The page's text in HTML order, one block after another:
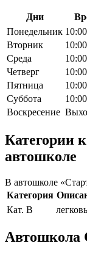
Дни
Понедельник
Вторник
Среда
Четверг
Пятница
Суббота
Воскресение
Категории
автошколе
В автошколе
Категория
Кат. B
Автошкола